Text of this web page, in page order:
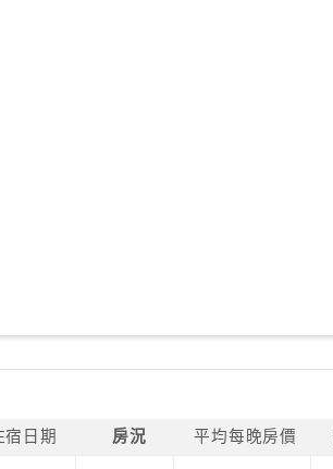
宿日期 房況 平均每晚房價